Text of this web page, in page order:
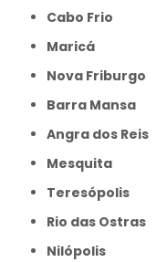
Cabo Frio
Maricá
Nova Friburgo
Barra Mansa
Angra dos Reis
Mesquita
Teresópolis
Rio das Ostras
Nilópolis